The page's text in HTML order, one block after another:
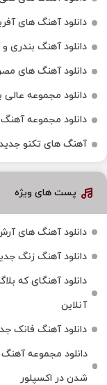
دانلود آهنگ های
دانلود آهنگ بندری
دانلود آهنگ های
دانلود مجموعه
دانلود مجموعه
آهنگ های تکنو جدید
پست های ویژه
دانلود آهنگ های
دانلود آهنگ زنگ
دانلود آهنگای که
آنلاین
دانلود آهنگ فانک
شدن در اکسپلور